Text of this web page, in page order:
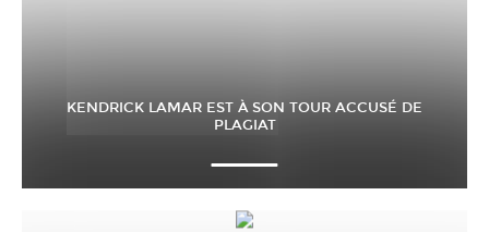
KENDRICK LAMAR EST À SON TOUR ACCUSÉ DE
PLAGIAT